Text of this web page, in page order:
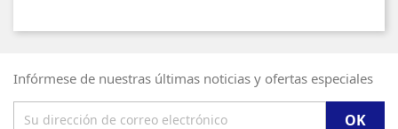
Infórmese de nuestras últimas noticias y ofertas especiales